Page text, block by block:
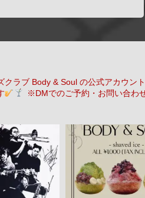
ラブ Body & Soul の公式アカウン
※DMでのご予約・お問い合わ